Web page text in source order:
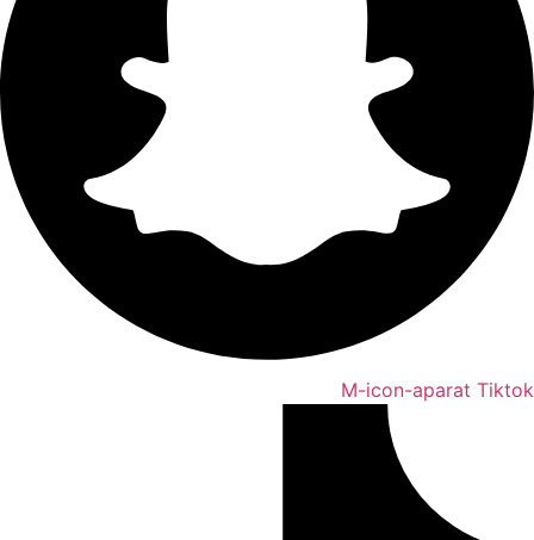
M-icon-aparat Tiktok